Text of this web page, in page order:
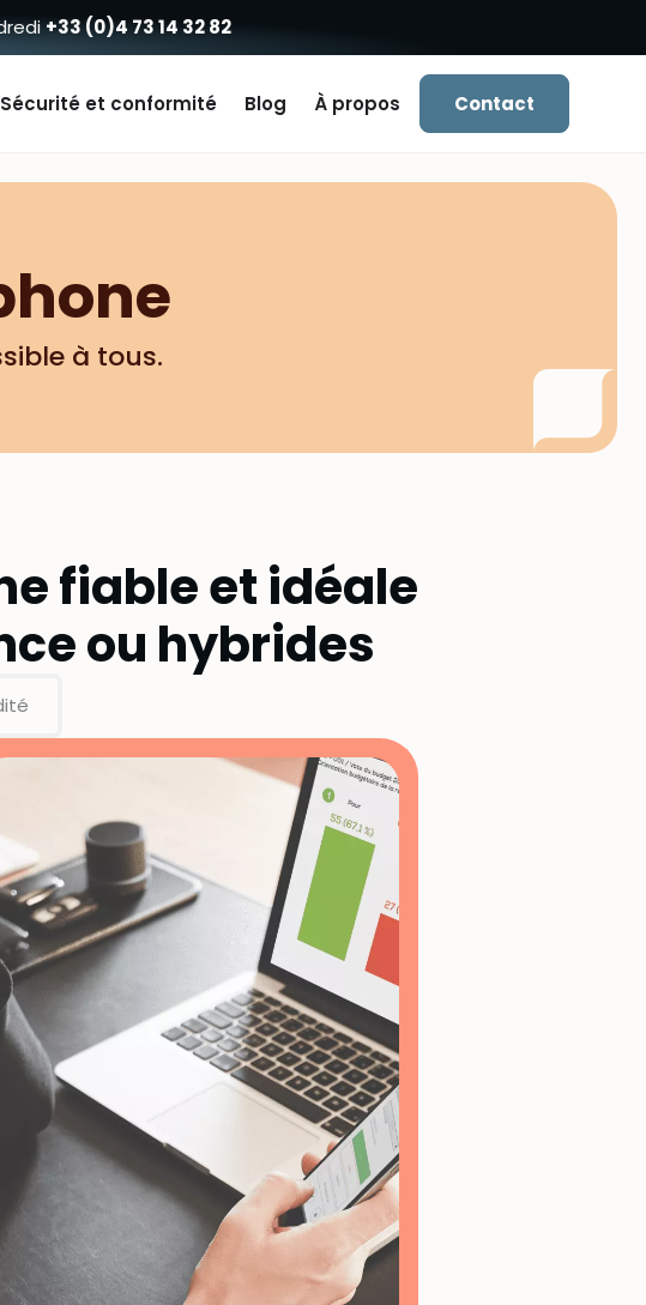
+33 (0)4 73 14 32 82
Sécurité et conformité Blog À propos Contact
à tous.
fiable et idéale
ou hybrides